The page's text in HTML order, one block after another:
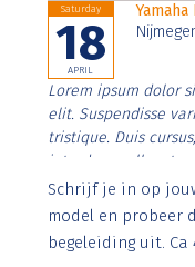
Saturday
18
APRIL
Lorem ipsum dolor
elit. Suspendisse
tristique. Duis
interdum nulla, ut
Aenean faucibus
imperdiet. Nunc ut
Schrijf je in op
model en probeer
begeleiding uit.